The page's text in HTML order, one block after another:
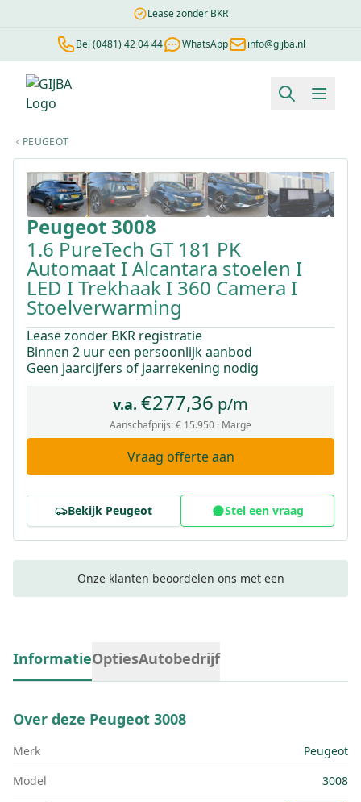
Lease zonder BKR
Bel (0481) 42 04 44 WhatsApp info@gijba.nl
Financial lease berekenen
PEUGEOT
Peugeot3008
1.6 PureTech GT 181 PK
Automaat I Alcantara stoelen I
LED I Trekhaak I 360 Camera I
Stoelverwarming
Lease zonder BKR registratie
Binnen 2 uur een persoonlijk aanbod
Geen jaarcijfers of jaarrekening nodig
v.a. €277,36 p/m
Aanschafprijs:€ 15.950 · Marge
Vraag offerte aan
Bekijk Peugeot Stel een vraag
Onze klanten beoordelen ons met een
InformatieOptiesAutobedrijf
Over deze Peugeot 3008
Merk
Peugeot
Model
3008